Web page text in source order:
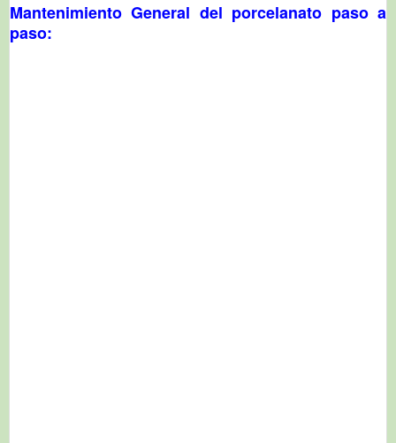
Mantenimiento General del porcelanato paso a
paso: